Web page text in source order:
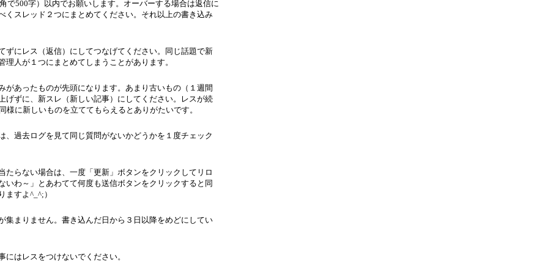
500字）以内でお願いします。オーバーする場合は返信に
くスレッド２つにまとめてください。それ以上の書き込み
にレス（返信）にしてつなげてください。同じ話題で新
理人が１つにまとめてしまうことがあります。
あったものが先頭になります。あまり古いもの（１週間
げずに、新スレ（新しい記事）にしてください。レスが続
様に新しいものを立ててもらえるとありがたいです。
過去ログを見て同じ質問がないかどうかを１度チェック
らない場合は、一度「更新」ボタンをクリックしてリロ
いわ～」とあわてて何度も送信ボタンをクリックすると同
ますよ^_^;）
まりません。書き込んだ日から３日以降をめどにしてい
はレスをつけないでください。